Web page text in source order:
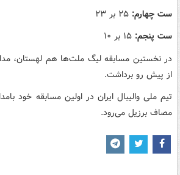
ست چهارم:
ست پنجم:
در نخستین مسابقه لیگ ملت‌ها هم لهستان،
از پیش رو برداشت.
مصاف برزیل می‌رود.